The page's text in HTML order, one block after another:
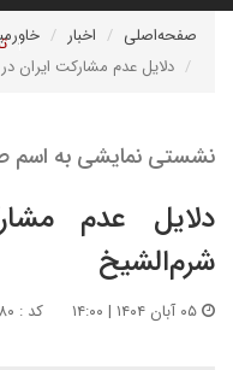
صفحه‌اصلی اخبار
دلایل عدم مشارکت
نشستی نمایشی به اسم
دلایل عدم
شرم‌الشیخ
کد : ۲۰۳۵۸۸۰